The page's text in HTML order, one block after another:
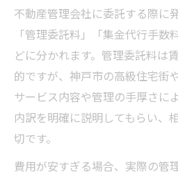
不動産管理会社に委託する際に
「管理委託料」「集金代行手数
どに分かれます。管理委託料は
的ですが、神戸市の高級住宅街
サービス内容や管理の手厚さに
内訳を明確に説明してもらい、
切です。
費用が安すぎる場合、実際の管